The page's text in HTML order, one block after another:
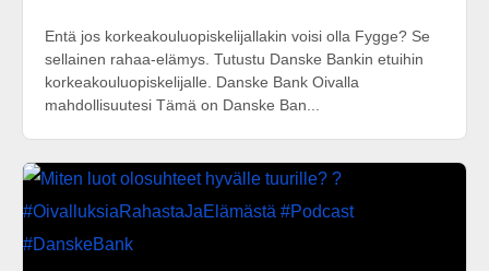
Entä jos korkeakouluopiskelijallakin voisi olla Fygge? Se
sellainen rahaa-elämys. Tutustu Danske Bankin etuihin
korkeakouluopiskelijalle. Danske Bank Oivalla
mahdollisuutesi Tämä on Danske Ban...